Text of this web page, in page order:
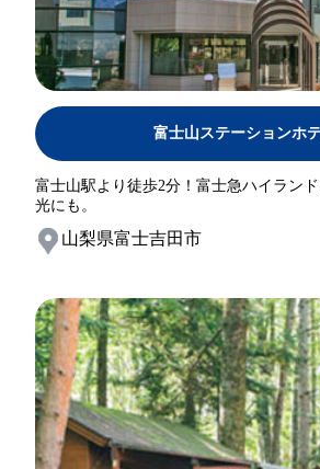
富士山ステーションホ
富士山駅より徒歩2分！富士急ハイラン
光にも。
山梨県富士吉田市